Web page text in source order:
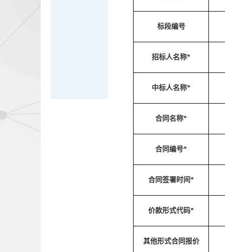
标段编号
招标人名称*
中标人名称*
合同名称*
合同编号*
合同签署时间*
价款形式代码*
其他形式合同报价